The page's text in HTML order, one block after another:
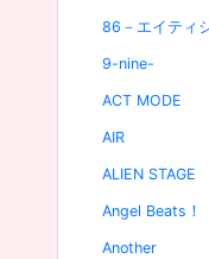
86－エイティ
9-nine-
ACT MODE
AIR
ALIEN STAGE
Angel Beats！
Another